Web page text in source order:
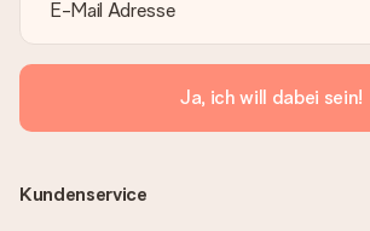
Ja, ich will dabei sein!
Kundenservice